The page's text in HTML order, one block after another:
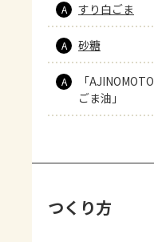
A すり白ごま
A 砂糖
A
「
ごま油」
つくり方